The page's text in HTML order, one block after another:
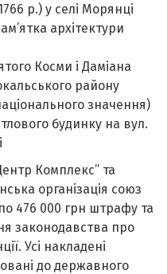
р.) у селі Морянці
архітектури
Косми і Даміана
району
значення)
будинку на вул.
Комплекс” та
організація союз
по 476 000 грн штрафу та
законодавства про
Усі накладені
до державного